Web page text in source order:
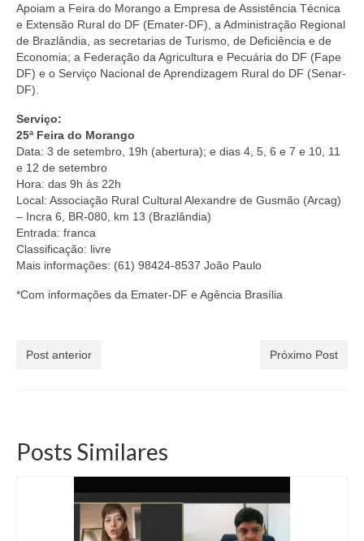
Apoiam a Feira do Morango a Empresa de Assistência Técnica
e Extensão Rural do DF (Emater-DF), a Administração Regional
de Brazlândia, as secretarias de Turismo, de Deficiência e de
Economia; a Federação da Agricultura e Pecuária do DF (Fape
DF) e o Serviço Nacional de Aprendizagem Rural do DF (Senar-
DF).
Serviço:
25ª Feira do Morango
Data: 3 de setembro, 19h (abertura); e dias 4, 5, 6 e 7 e 10, 11
e 12 de setembro
Hora: das 9h às 22h
Local: Associação Rural Cultural Alexandre de Gusmão (Arcag)
– Incra 6, BR-080, km 13 (Brazlândia)
Entrada: franca
Classificação: livre
Mais informações: (61) 98424-8537 João Paulo
*Com informações da Emater-DF e Agência Brasília
Post anterior Próximo Post
Posts Similares